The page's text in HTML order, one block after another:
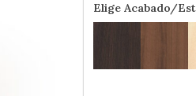
Elige Acabado/